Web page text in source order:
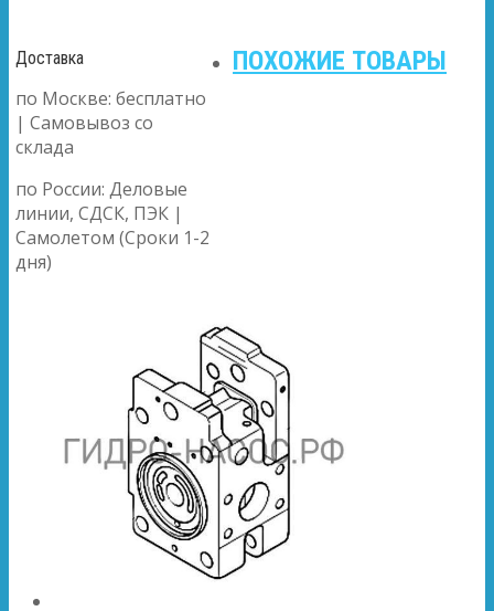
Доставка
по Москве: бесплатно
| Самовывоз со
склада
по России: Деловые
линии, СДСК, ПЭК |
Самолетом (Сроки 1-2
дня)
ПОХОЖИЕ ТОВАРЫ